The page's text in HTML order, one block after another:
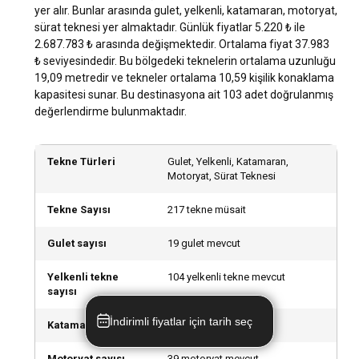
Kaptanlı ve kaptansız tekne kiralama, bölgedeki hava ve
deniz koşulları, deneyiminiz ve yelken bilgilerinize bağlıdır.
Kaptanlı bir tekne kiraladığınızda, deneyimli bir kaptan
sayesinde güvende olabilirsiniz. Eğer daha bağımsız bir
deneyim arzuluyorsanız, kaptansız bir tekne
kiralayabilirsiniz.
Split'te mürettebatlı mı yoksa mürettebatsız mı
tekne kiralamalıyım?
daha lüks bir deneyim sunar. Mürettebat, her ihtiyacınızı
mürettebatsız bir kiralama da mümkündür ve genellikle
Split'te tekne kiralama için hangi lisansa ihtiyacım
var?
Split'te kaptansız tekne kiralama için genellikle bir yat lisansı
yer alır. Bunlar arasında gulet, yelkenli, katamaran, motoryat,
sürat teknesi yer almaktadır. Günlük fiyatlar 5.220 ₺ ile
2.687.783 ₺ arasında değişmektedir. Ortalama fiyat 37.983
₺ seviyesindedir. Bu bölgedeki teknelerin ortalama uzunluğu
19,09 metredir ve tekneler ortalama 10,59 kişilik konaklama
kapasitesi sunar. Bu destinasyona ait 103 adet doğrulanmış
değerlendirme bulunmaktadır.
Tekne Türleri
Gulet, Yelkenli, Katamaran,
Motoryat, Sürat Teknesi
Tekne Sayısı 217 tekne müsait
Gulet sayısı 19 gulet mevcut
Yelkenli tekne
sayısı
104 yelkenli tekne mevcut
Katamaran sayısı 36 katamaran mevcut
İndirimli fiyatlar için tarih seç